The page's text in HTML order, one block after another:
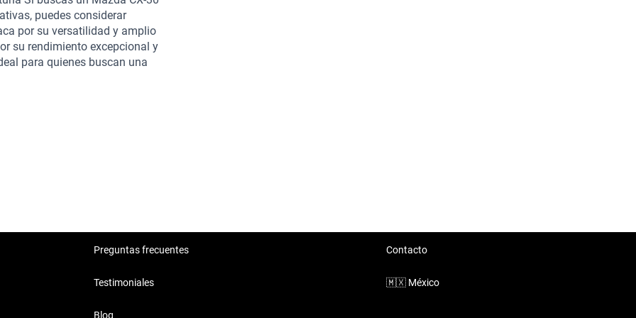
experiencia de compra en
30 desde la comodidad de
de contratar una garantía
el Mazda CX-30 2018 en
puede ofrecerte. No
puedes considerar
por su versatilidad y amplio
su rendimiento excepcional y
para quienes buscan una
similares al Mazda CX-30
Preguntas frecuentes
Testimoniales
Blog
Contacto
🇲🇽 México